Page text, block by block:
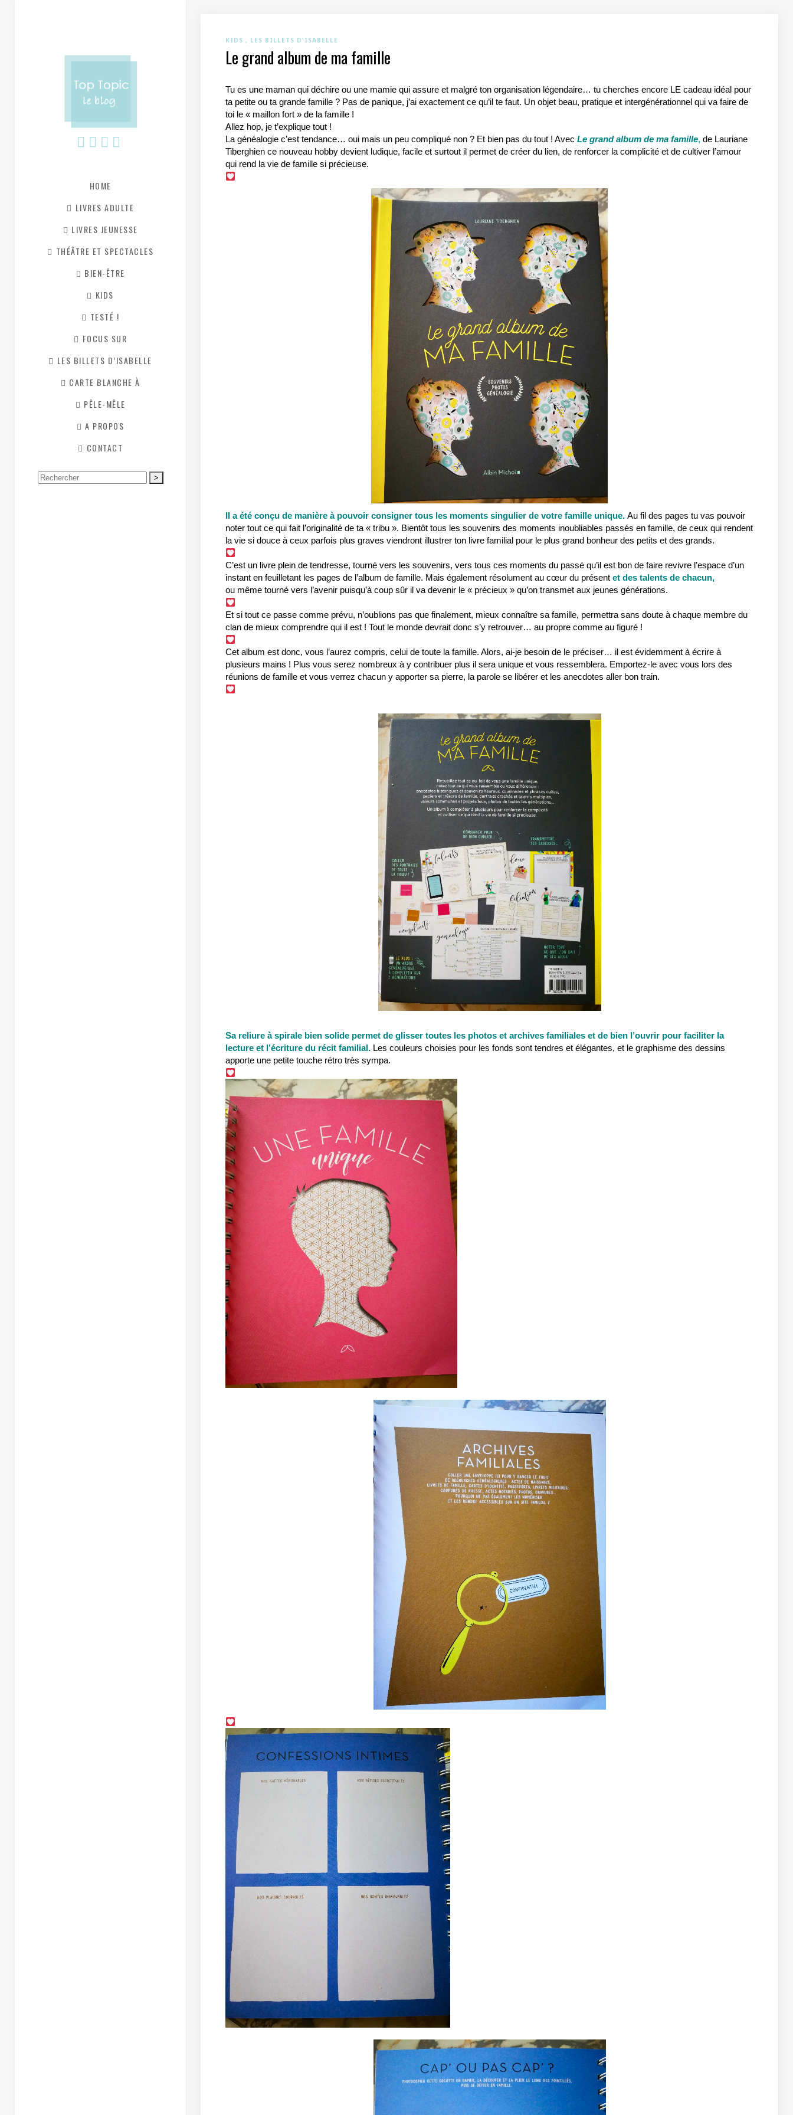
HOME
LIVRES ADULTE
LIVRES JEUNESSE
THÉÂTRE ET SPECTACLES
BIEN-ÊTRE
KIDS
TESTÉ !
FOCUS SUR
LES BILLETS D’ISABELLE
CARTE BLANCHE À
PÊLE-MÊLE
A PROPOS
CONTACT
Search
KIDS LES BILLETS D'ISABELLE
Le grand album de ma famille
Tu es une maman qui déchire ou une mamie qui assure et malgré ton organisation légendaire… tu cherches encore LE cadeau idéal pour
ta petite ou ta grande famille ? Pas de panique, j’ai exactement ce qu’il te faut. Un objet beau, pratique et intergénérationnel qui va faire de
toi le « maillon fort » de la famille !
Allez hop, je t’explique tout !
La généalogie c’est tendance… oui mais un peu compliqué non ? Et bien pas du tout ! Avec Le grand album de ma famille, de Lauriane
Tiberghien ce nouveau hobby devient ludique, facile et surtout il permet de créer du lien, de renforcer la complicité et de cultiver l’amour
qui rend la vie de famille si précieuse.
Il a été conçu de manière à pouvoir consigner tous les moments singulier de votre famille unique. Au fil des pages tu vas pouvoir
noter tout ce qui fait l’originalité de ta « tribu ». Bientôt tous les souvenirs des moments inoubliables passés en famille, de ceux qui rendent
la vie si douce à ceux parfois plus graves viendront illustrer ton livre familial pour le plus grand bonheur des petits et des grands.
C’est un livre plein de tendresse, tourné vers les souvenirs, vers tous ces moments du passé qu’il est bon de faire revivre l’espace d’un
instant en feuilletant les pages de l’album de famille. Mais également résolument au cœur du présent et des talents de chacun,
ou même tourné vers l’avenir puisqu’à coup sûr il va devenir le « précieux » qu’on transmet aux jeunes générations.
Et si tout ce passe comme prévu, n’oublions pas que finalement, mieux connaître sa famille, permettra sans doute à chaque membre du
clan de mieux comprendre qui il est ! Tout le monde devrait donc s’y retrouver… au propre comme au figuré !
Cet album est donc, vous l’aurez compris, celui de toute la famille. Alors, ai-je besoin de le préciser… il est évidemment à écrire à
plusieurs mains ! Plus vous serez nombreux à y contribuer plus il sera unique et vous ressemblera. Emportez-le avec vous lors des
réunions de famille et vous verrez chacun y apporter sa pierre, la parole se libérer et les anecdotes aller bon train.
Sa reliure à spirale bien solide permet de glisser toutes les photos et archives familiales et de bien l’ouvrir pour faciliter la
lecture et l’écriture du récit familial. Les couleurs choisies pour les fonds sont tendres et élégantes, et le graphisme des dessins
apporte une petite touche rétro très sympa.